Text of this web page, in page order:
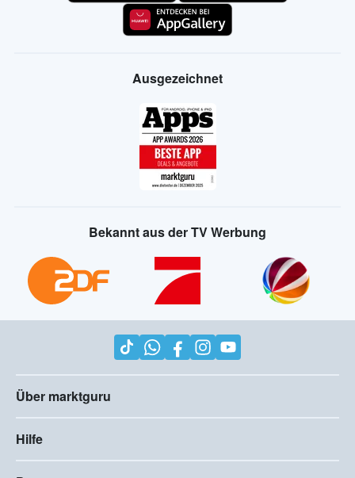
Ausgezeichnet
Bekannt aus der TV Werbung
Über marktguru
Hilfe